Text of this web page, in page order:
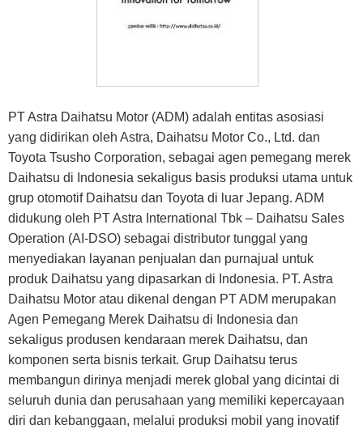
PT Astra Daihatsu Motor (ADM) adalah entitas asosiasi
yang didirikan oleh Astra, Daihatsu Motor Co., Ltd. dan
Toyota Tsusho Corporation, sebagai agen pemegang merek
Daihatsu di Indonesia sekaligus basis produksi utama untuk
grup otomotif Daihatsu dan Toyota di luar Jepang. ADM
didukung oleh PT Astra International Tbk – Daihatsu Sales
Operation (AI-DSO) sebagai distributor tunggal yang
menyediakan layanan penjualan dan purnajual untuk
produk Daihatsu yang dipasarkan di Indonesia. PT. Astra
Daihatsu Motor atau dikenal dengan PT ADM merupakan
Agen Pemegang Merek Daihatsu di Indonesia dan
sekaligus produsen kendaraan merek Daihatsu, dan
komponen serta bisnis terkait. Grup Daihatsu terus
membangun dirinya menjadi merek global yang dicintai di
seluruh dunia dan perusahaan yang memiliki kepercayaan
diri dan kebanggaan, melalui produksi mobil yang inovatif